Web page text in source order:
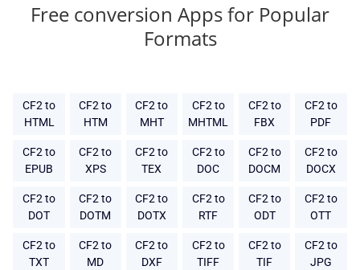
Free conversion Apps for Popular
Formats
CF2 to
HTML
CF2 to
HTM
CF2 to
MHT
CF2 to
MHTML
CF2 to
FBX
CF2 to
PDF
CF2 to
EPUB
CF2 to
XPS
CF2 to
TEX
CF2 to
DOC
CF2 to
DOCM
CF2 to
DOCX
CF2 to
DOT
CF2 to
DOTM
CF2 to
DOTX
CF2 to
RTF
CF2 to
ODT
CF2 to
OTT
CF2 to
TXT
CF2 to
MD
CF2 to
DXF
CF2 to
TIFF
CF2 to
TIF
CF2 to
JPG